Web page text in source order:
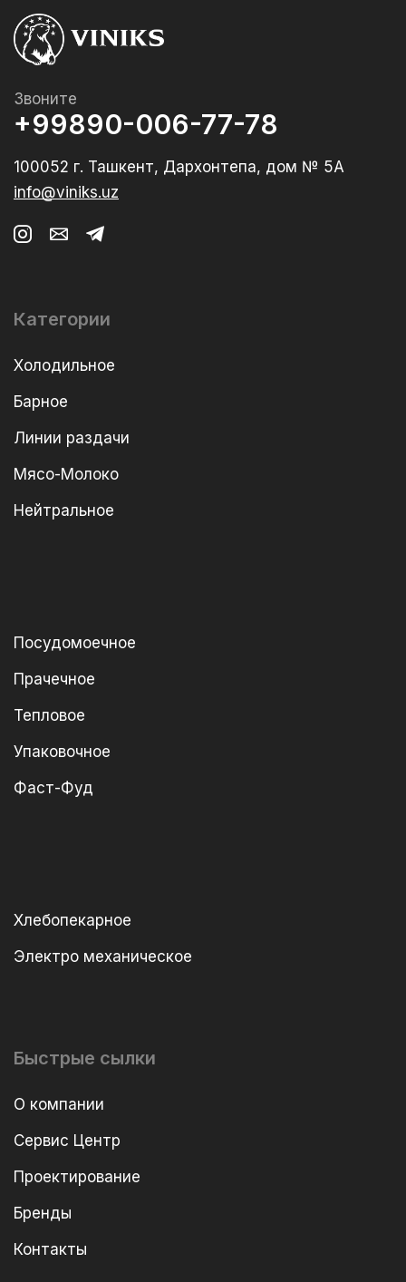
Звоните
+99890-006-77-78
100052 г. Ташкент, Дархонтепа, дом № 5А
info@viniks.uz
Категории
Холодильное
Барное
Линии раздачи
Мясо-Молоко
Нейтральное
Посудомоечное
Прачечное
Тепловое
Упаковочное
Фаст-Фуд
Хлебопекарное
Электро механическое
Быстрые сылки
О компании
Сервис Центр
Проектирование
Бренды
Контакты